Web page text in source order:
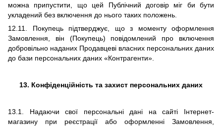
можна припустити, що цей Публічний договір міг би бути
укладений без включення до нього таких положень.
12.11. Покупець підтверджує, що з моменту оформлення
Замовлення, він (Покупець) повідомлений про включення
добровільно наданих Продавцеві власних персональних даних
до бази персональних даних «Контрагенти».
13. Конфіденційність та захист персональних даних
13.1. Надаючи свої персональні дані на сайті Інтернет-
магазину при реєстрації або оформленні Замовлення,